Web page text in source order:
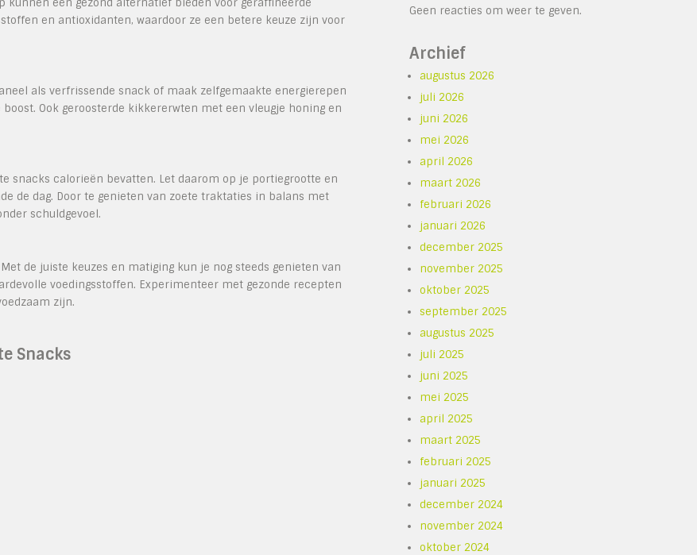
een gezond alternatief bieden voor geraffineerde
en antioxidanten, waardoor ze een betere keuze zijn voor
als verfrissende snack of maak zelfgemaakte energierepen
Ook geroosterde kikkererwten met een vleugje honing en
snacks calorieën bevatten. Let daarom op je portiegrootte en
de dag. Door te genieten van zoete traktaties in balans met
schuldgevoel.
de juiste keuzes en matiging kun je nog steeds genieten van
voedingsstoffen. Experimenteer met gezonde recepten
zijn.
Snacks
Geen reacties om weer te geven.
Archief
augustus 2026
juli 2026
juni 2026
mei 2026
april 2026
maart 2026
februari 2026
januari 2026
december 2025
november 2025
oktober 2025
september 2025
augustus 2025
juli 2025
juni 2025
mei 2025
april 2025
maart 2025
februari 2025
januari 2025
december 2024
november 2024
oktober 2024